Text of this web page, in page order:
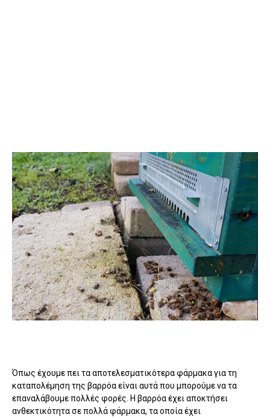
Όπως έχουμε πει τα αποτελεσματικότερα φάρμακα για τη
καταπολέμηση της βαρρόα είναι αυτά που μπορούμε να τα
επαναλάβουμε πολλές φορές. Η βαρρόα έχει αποκτήσει
ανθεκτικότητα σε πολλά φάρμακα, τα οποία έχει